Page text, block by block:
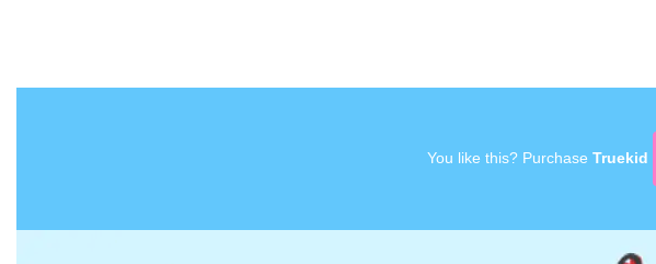
You like this? Purchase Truekid